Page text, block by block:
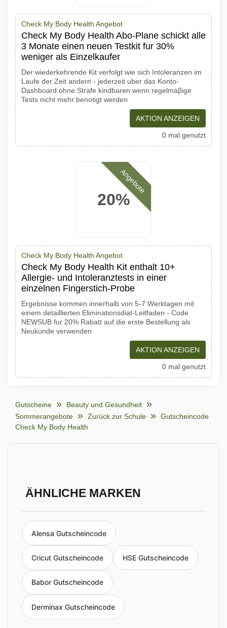
Check My Body Health Angebot
Check My Body Health Abo-Plane schickt alle
3 Monate einen neuen Testkit fur 30%
weniger als Einzelkaufer
Der wiederkehrende Kit verfolgt wie sich Intoleranzen im
Laufe der Zeit andern - jederzeit uber das Konto-
Dashboard ohne Strafe kindbaren wenn regelmaβige
Tests nicht mehr benotigt werden
AKTION ANZEIGEN
0 mal genutzt
20%
Angebote
Check My Body Health Angebot
Check My Body Health Kit enthalt 10+
Allergie- und Intoleranztests in einer
einzelnen Fingerstich-Probe
Ergebnisse kommen innerhalb von 5-7 Werktagen mit
einem detaillierten Eliminationsdiat-Leitfaden - Code
NEWSUB fur 20% Rabatt auf die erste Bestellung als
Neukunde verwenden
AKTION ANZEIGEN
0 mal genutzt
Gutscheine
Beauty und Gesundheit
Sommerangebote
Zurück zur Schule
Gutscheincode
Check My Body Health
ÄHNLICHE MARKEN
Alensa Gutscheincode
Cricut Gutscheincode HSE Gutscheincode
Babor Gutscheincode
Derminax Gutscheincode